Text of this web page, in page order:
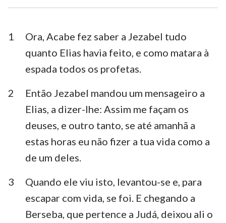
Esdras Neemias
Ester Jó
Salmos Provérbios
Eclesiastes
Isaías Jeremias
Lamentações Ezequiel
Daniel Oséias
Obadias Jonas
Miquéias Naum
1
Ora, Acabe fez saber a Jezabel tudo
quanto Elias havia feito, e como matara à
espada todos os profetas.
2
Então Jezabel mandou um mensageiro a
Elias, a dizer-lhe: Assim me façam os
deuses, e outro tanto, se até amanhã a
estas horas eu não fizer a tua vida como a
de um deles.
3
Quando ele viu isto, levantou-se e, para
escapar com vida, se foi. E chegando a
Berseba, que pertence a Judá, deixou ali o